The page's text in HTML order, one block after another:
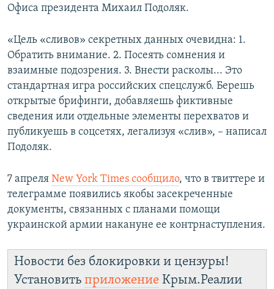
Офиса президента Михаил Подоляк.
«Цель «сливов» секретных данных очевидна: 1.
Обратить внимание. 2. Посеять сомнения и
взаимные подозрения. 3. Внести расколы... Это
стандартная игра российских спецслужб. Берешь
открытые брифинги, добавляешь фиктивные
сведения или отдельные элементы перехватов и
публикуешь в соцсетях, легализуя «слив», – написал
Подоляк.
7 апреля New York Times сообщило, что в твиттере и
телеграмме появились якобы засекреченные
документы, связанных с планами помощи
украинской армии накануне ее контрнаступления.
Новости без блокировки и цензуры!
Установить приложение Крым.Реалии